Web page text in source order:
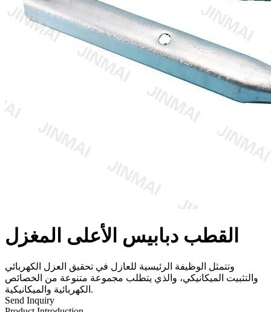
القطب دبابيس الأعلى المغزل
وتتمثل الوظيفة الرئيسية للعازل في تحقيق العزل الكهربائي
والتثبيت الميكانيكي، والذي يتطلب مجموعة متنوعة من الخصائص
الكهربائية والميكانيكية.
Send Inquiry